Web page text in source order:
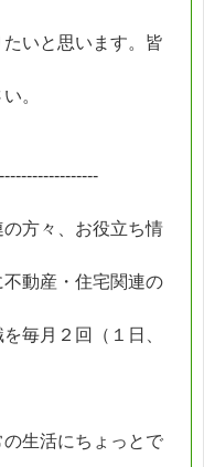
いと思います。皆
。
方々、お役立ち情
動産・住宅関連の
毎月２回（１日、
生活にちょっとで